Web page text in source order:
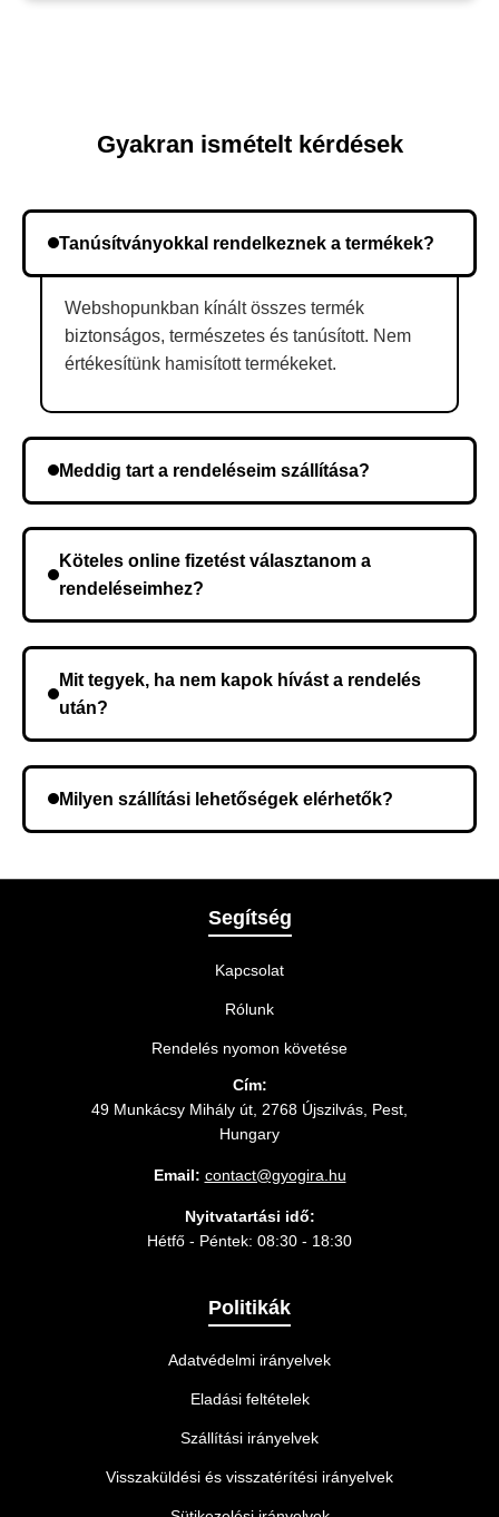
Gyakran ismételt kérdések
Tanúsítványokkal rendelkeznek a termékek?
Webshopunkban kínált összes termék
biztonságos, természetes és tanúsított. Nem
értékesítünk hamisított termékeket.
Meddig tart a rendeléseim szállítása?
kerül, és ez az időtartam függ a szállítási címtől.
Köteles online fizetést választanom a
rendeléseimhez?
Mit tegyek, ha nem kapok hívást a rendelés
után?
meg a rendelést.
Milyen szállítási lehetőségek elérhetők?
legmegfelelőbb szállítási módot.
Segítség
Kapcsolat
Rólunk
Rendelés nyomon követése
Cím:
49 Munkácsy Mihály út, 2768 Újszilvás, Pest,
Hungary
Email: contact@gyogira.hu
Nyitvatartási idő:
Hétfő - Péntek: 08:30 - 18:30
Politikák
Adatvédelmi irányelvek
Eladási feltételek
Szállítási irányelvek
Visszaküldési és visszatérítési irányelvek